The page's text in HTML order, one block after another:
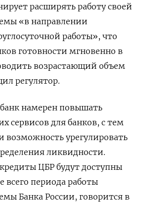
расширять работу своей
«в направлении
работы», что
готовности мгновенно в
возрастающий объем
регулятор.
намерен повышать
сервисов для банков, с тем
возможность урегулировать
ликвидности.
ЦБР будут доступны
всего периода работы
Банка России, говорится в